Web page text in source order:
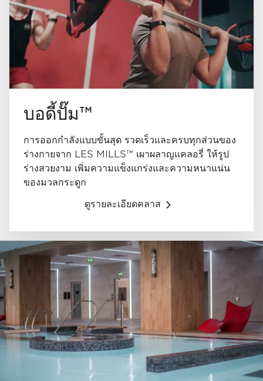
บอดี้ปั๊ม™
การออกกำลังแบบขั้นสุด รวดเร็วและครบทุกส่วนของ
ร่างกายจาก LES MILLS™ เผาผลาญแคลอรี่ ให้รูป
ร่างสวยงาม เพิ่มความแข็งแกร่งและความหนาแน่น
ของมวลกระดูก
ดูรายละเอียดคลาส